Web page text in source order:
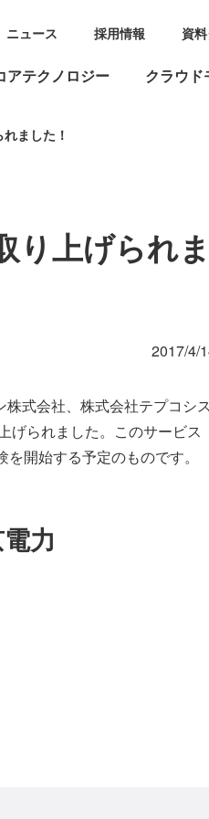
アテクノロジー クラウド
ニュース 採用情報 資
ました！
り上げられま
2017/4/
式会社、株式会社テプコシス
げられました。このサービス
開始する予定のものです。
力